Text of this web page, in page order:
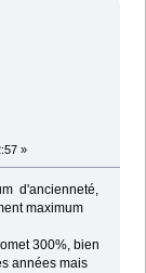
»
d'ancienneté,
maximum
300%, bien
années mais